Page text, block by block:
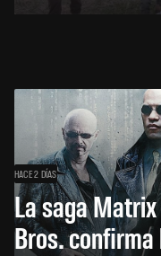
HACE 2 DÍAS
La saga
Bros.